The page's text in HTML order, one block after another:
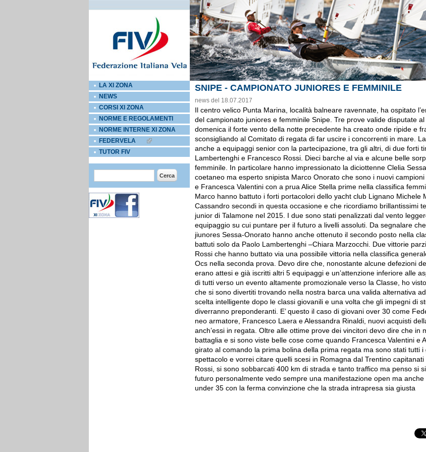
SNIPE - CAMPIONATO JUNIORES E FEMMINILE
news del 18.07.2017
Il centro velico Punta Marina, località balneare ravennate, ha ospitato
del campionato juniores e femminile Snipe. Tre prove valide disputate
domenica il forte vento della notte precedente ha creato onde ripide e
sconsigliando al Comitato di regata di far uscire i concorrenti in mare.
anche a equipaggi senior con la partecipazione, tra gli altri, di due forti
Lambertenghi e Francesco Rossi. Dieci barche al via e alcune belle
femminile. In particolare hanno impressionato la diciottenne Clelia
coetaneo ma esperto snipista Marco Onorato che sono i nuovi
e Francesca Valentini con a prua Alice Stella prime nella classifica
Marco hanno battuto i forti portacolori dello yacht club Lignano Michele
Cassandro secondi in questa occasione e che ricordiamo brillantissimi
junior di Talamone nel 2015. I due sono stati penalizzati dal vento
equipaggio su cui puntare per il futuro a livelli assoluti. Da segnalare
jiunores Sessa-Onorato hanno anche ottenuto il secondo posto nella
battuti solo da Paolo Lambertenghi –Chiara Marzocchi. Due vittorie
Rossi che hanno buttato via una possibile vittoria nella classifica
Ocs nella seconda prova. Devo dire che, nonostante alcune defezioni
erano attesi e già iscritti altri 5 equipaggi e un’attenzione inferiore alle
di tutti verso un evento altamente promozionale verso la Classe, ho
che si sono divertiti trovando nella nostra barca una valida alternativa
scelta intelligente dopo le classi giovanili e una volta che gli impegni di
diverranno preponderanti. E’ questo il caso di giovani over 30 come
neo armatore, Francesco Laera e Alessandra Rinaldi, nuovi acquisti
anch’essi in regata. Oltre alle ottime prove dei vincitori devo dire che in
battaglia e si sono viste belle cose come quando Francesca Valentini e
girato al comando la prima bolina della prima regata ma sono stati tutti i
spettacolo e vorrei citare quelli scesi in Romagna dal Trentino
Rossi, si sono sobbarcati 400 km di strada e tanto traffico ma penso si
futuro personalmente vedo sempre una manifestazione open ma anche
under 35 con la ferma convinzione che la strada intrapresa sia giusta
LA XI ZONA
NEWS
CORSI XI ZONA
NORME E REGOLAMENTI
NORME INTERNE XI ZONA
FEDERVELA
EXTERNAL LINKS ICON
TUTOR FIV
Form di ricerca Cerca